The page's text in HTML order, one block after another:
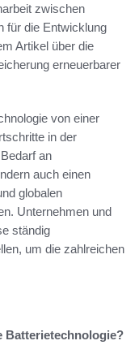
zwischen
für die Entwicklung
Artikel über die
erneuerbarer
von einer
in der
an
auch einen
globalen
Unternehmen und
ständig
um die zahlreichen
Batterietechnologie?